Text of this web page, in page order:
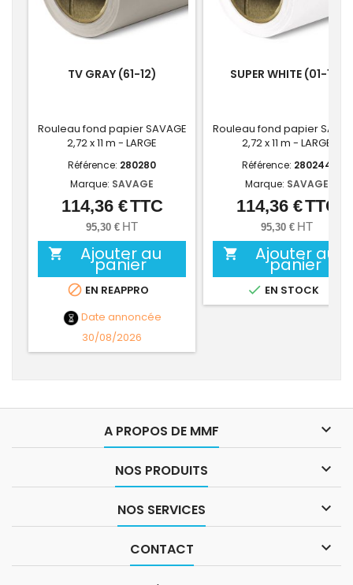
TV GRAY (61-12)
Rouleau fond papier SAVAGE
2,72 x 11 m - LARGE
Référence: 280280
Marque: SAVAGE
Prix
114,36 €TTC
95,30 € HT
 Ajouter au
panier
 EN REAPPRO
Date annoncée
30/08/2026
SUPER WHITE (01-12)
Rouleau fond papier
2,72 x 11 m - LARGE
Référence: 280244
Marque: SAVAGE
Prix
114,36 €TTC
95,30 € HT
 Ajouter au
panier
 EN STOCK
A PROPOS DE MMF 
NOS PRODUITS 
NOS SERVICES 
CONTACT 